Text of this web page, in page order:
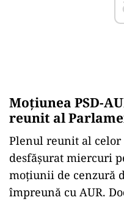
Moțiunea PSD-
reunit al
Plenul reunit al celor
desfășurat miercuri
moțiunii de cenzură
împreună cu AUR.